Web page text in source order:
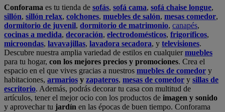
Conforama es tu tienda de sofás, sofá cama, sofá chaise longue,
sillón, sillón relax, colchones, muebles de salón, mesas comedor,
dormitorio de juvenil, dormitorio de matrimonio, canapés,
cocinas a medida, decoración, electrodomésticos, frigoríficos,
microondas, lavavajillas, lavadora secadora, y televisiones.
Descubre nuestra amplia variedad de estilos en cualquiermuebles
para tu hogar, con los mejores precios y promociones. Crea el
espacio en el que vives gracias a nuestros muebles de comedor y
habitaciones, armarios y zapateros, mesas de comedor y sillas de
escritorio. Además, podrás decorar tu casa con multitud de
artículos, tener el mejor ocio con los productos de imagen y sonido
y aprovechar tu jardín en las épocas de buen tiempo. Conforama